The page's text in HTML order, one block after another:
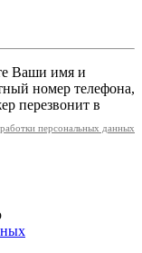
персональных данных
Ваши имя и
номер телефона,
перезвонит в